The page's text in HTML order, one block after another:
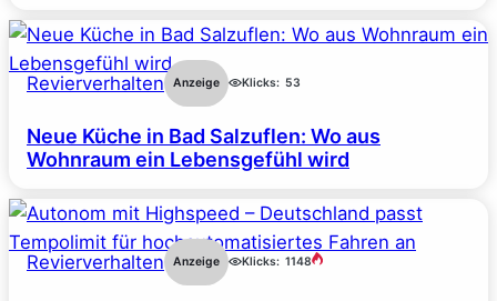
Revierverhalten Anzeige Klicks: 53
Neue Küche in Bad Salzuflen: Wo aus
Wohnraum ein Lebensgefühl wird
Revierverhalten Anzeige Klicks: 1148